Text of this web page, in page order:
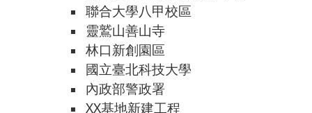
聯合大學八甲校區
靈鷲山善山寺
林口新創園區
國立臺北科技大學
內政部警政署
XX基地新建工程